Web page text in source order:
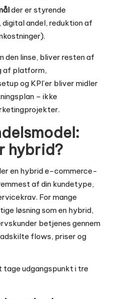
der er styrende
andel, reduktion af
den linse, bliver resten af
af platform,
og KPI’er bliver midler
– ikke
hybrid?
en hybrid e-commerce-
af din kundetype,
For mange
løsning som en hybrid,
betjenes gennem
flows, priser og
udgangspunkt i tre